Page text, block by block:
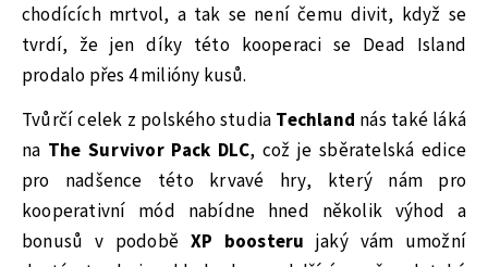
chodících mrtvol, a tak se není čemu divit, když se
tvrdí, že jen díky této kooperaci se Dead Island
prodalo přes 4 milióny kusů.
Tvůrčí celek z polského studia Techland nás také láká
na The Survivor Pack DLC, což je sběratelská edice
pro nadšence této krvavé hry, který nám pro
kooperativní mód nabídne hned několik výhod a
bonusů v podobě XP boosteru jaký vám umožní